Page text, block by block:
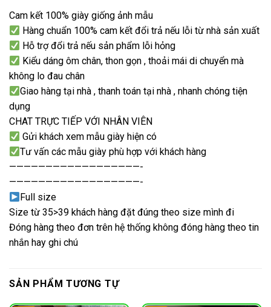
Cam kết 100% giày giống ảnh mẫu
Hàng chuẩn 100% cam kết đổi trả nếu lỗi từ nhà sản xuất
Hỗ trợ đổi trả nếu sản phẩm lỗi hỏng
Kiểu dáng ôm chân, thon gọn , thoải mái di chuyển mà
không lo đau chân
Giao hàng tại nhà , thanh toán tại nhà , nhanh chóng tiện
dụng
CHAT TRỰC TIẾP VỚI NHÂN VIÊN
Gửi khách xem mẫu giày hiện có
Tư vấn các mẫu giày phù hợp với khách hàng
——————————————————-
——————————————————-
Full size
Size từ 35>39 khách hàng đặt đúng theo size mình đi
Đóng hàng theo đơn trên hệ thống không đóng hàng theo tin
nhắn hay ghi chú
SẢN PHẨM TƯƠNG TỰ